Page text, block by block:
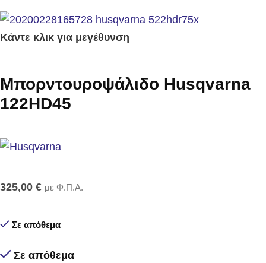
Κάντε κλικ για μεγέθυνση
Μπορντουροψάλιδο Husqvarna
122HD45
325,00 € με Φ.Π.Α.
Σε απόθεμα
Σε απόθεμα